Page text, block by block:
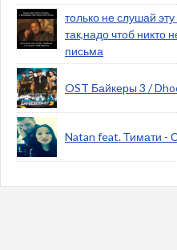
только не слушай
так,надо чтоб никто
письма
OST Байкеры 3 /
Natan feat. Тимати -